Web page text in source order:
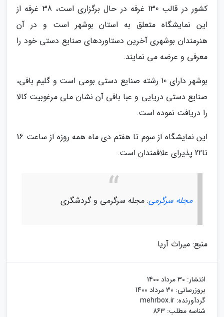
کشور در قالب 130 غرفه در حال برگزاری است، 38 غرفه از
این نمایشگاه متعلق به استان بوشهر است و در آن
هنرمندان بوشهری آخرین دستاوردهای صنایع دستی خود را
معرفی و عرضه می نمایند.
بوشهر دارای 10 رشته صنایع دستی بومی است و گلیم بافی،
صنایع دستی دریایی و عبا بافی آن نشان ملی مرغوبیت کالا
را دریافت نموده است.
این نمایشگاه از سوم تا هفتم دی ماه همه روزه از ساعت 16
تا22 پذیرای علاقمندان است.
مجله سرگرمی: مجله سرگرمی و گردشگری
منبع: میراث آریا
انتشار: 30 مرداد 1400
بروزرسانی: 30 مرداد 1400
گردآورنده: mehrbox.ir
شناسه مطلب: 863